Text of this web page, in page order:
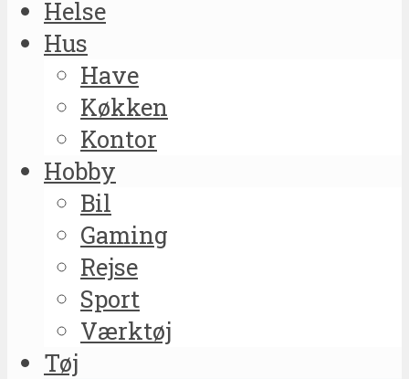
Helse
Hus
Have
Køkken
Kontor
Hobby
Bil
Gaming
Rejse
Sport
Værktøj
Tøj